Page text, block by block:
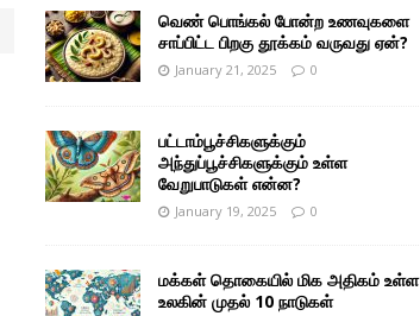
வெண் பொங்கல் போன்ற உணவுகளை
சாப்பிட்ட பிறகு தூக்கம் வருவது ஏன்?
January 21, 2025 0
பட்டாம்பூச்சிகளுக்கும்
அந்துப்பூச்சிகளுக்கும் உள்ள
வேறுபாடுகள் என்ன?
January 19, 2025 0
மக்கள் தொகையில் மிக அதிகம் உள்ள
உலகின் முதல் 10 நாடுகள்